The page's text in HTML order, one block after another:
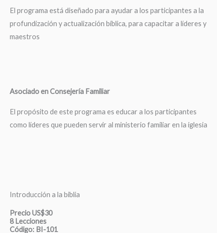
El programa está diseñado para ayudar a los participantes a la
profundización y actualización bíblica, para capacitar a líderes y
maestros
Asociado en Consejería Familiar
El propósito de este programa es educar a los participantes
como líderes que pueden servir al ministerio familiar en la iglesia
Introducción a la biblia
Precio US$30
8 Lecciones
Código: BI-101